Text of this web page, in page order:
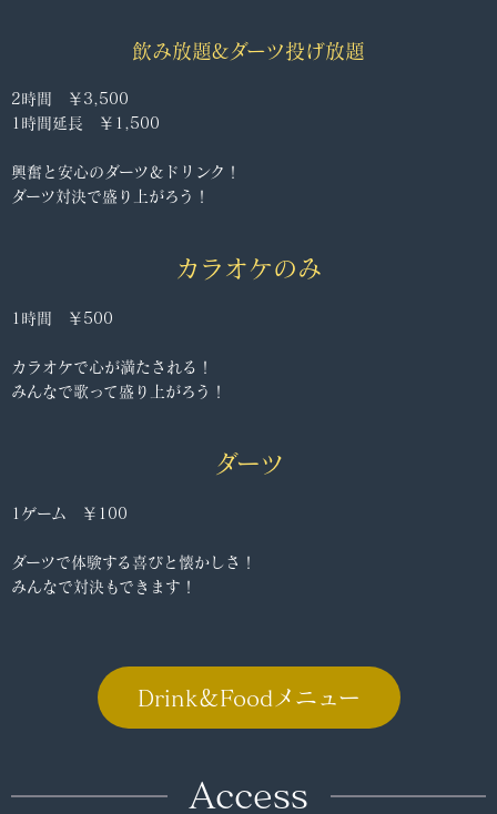
飲み放題&ダーツ投げ放題
2時間 ￥3,500
1時間延長 ￥1,500
興奮と安心のダーツ＆ドリンク！
ダーツ対決で盛り上がろう！
カラオケのみ
1時間 ￥500
カラオケで心が満たされる！
みんなで歌って盛り上がろう！
ダーツ
1ゲーム ￥100
ダーツで体験する喜びと懐かしさ！
みんなで対決もできます！
Drink＆Foodメニュー
Access